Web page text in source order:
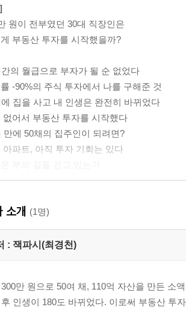
원이 전부였던 30대 직장인은
부동산 투자를 시작했을까?
간의 월급으로 부자가 될 순 없었다
-90%의 주식 투자에서 나를 구해준 것
에 집을 사고 내 인생은 완전히 바뀌었다
없어서 부동산 투자를 시작했다
만에 50채의 집주인이 되려면?
아파트, 아직 투자 기회는 있다
대출 없이 110억 자산의
이 될 수 있었을까?
택자가 되는 두려움에서 벗어나라
크를 최소화하는 세 가지 부동산 포트폴리오
소개 (1명)
: 잭파시(최경천)
300만 원으로 50여 채, 110억 자산을 만든 소
후 인생이 180도 바뀌었다. 이로써 부동산 투